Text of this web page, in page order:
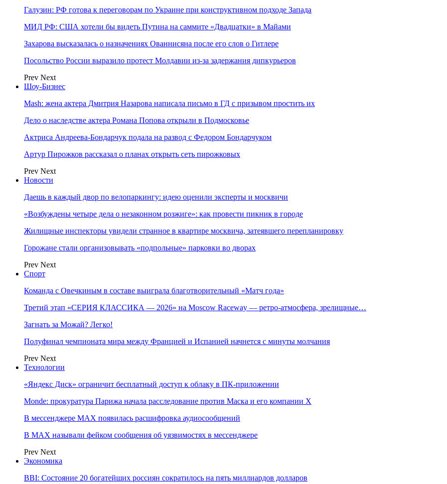
Галузин: РФ готова к переговорам по Украине при конструктивном подходе Запада
МИД РФ: США хотели бы видеть Путина на саммите «Двадцатки» в Майами
Захарова высказалась о назначениях Ованнисяна после его слов о Гитлере
Посольство России выразило протест Молдавии из-за задержания дипкурьеров
Prev Next
Шоу-Бизнес
Mash: жена актера Дмитрия Назарова написала письмо в ГД с призывом простить их
Дело о наследстве актера Романа Попова открыли в Подмосковье
Актриса Андреева-Бондарчук подала на развод с Федором Бондарчуком
Артур Пирожков рассказал о планах открыть сеть пирожковых
Prev Next
Новости
Даешь в каждый двор по велопаркингу: идею оценили эксперты и москвичи
«Возбуждены четыре дела о незаконном розжиге»: как провести пикник в городе
Жилищные инспекторы увидели странное в квартире москвича, затеявшего перепланировку
Горожане стали организовывать «подпольные» парковки во дворах
Prev Next
Спорт
Команда с Овечкиным в составе выиграла благотворительный «Матч года»
Третий этап «СЕРИЯ КЛАССИКА — 2026» на Moscow Raceway — ретро‑атмосфера, зрелищные…
Загнать за Можай? Легко!
Полуфинал чемпионата мира между Францией и Испанией начнется с минуты молчания
Prev Next
Технологии
«Яндекс Диск» ограничит бесплатный доступ к облаку в ПК-приложении
Monde: прокуратура Парижа начала расследование против Маска и его компании X
В мессенджере MAX появилась расшифровка аудиосообщений
В МAX называли фейком сообщения об уязвимостях в мессенджере
Prev Next
Экономика
BBI: Состояние 20 богатейших россиян сократилось на пять миллиардов долларов